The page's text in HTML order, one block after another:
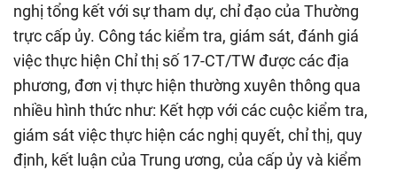
nghị tổng kết với sự tham dự, chỉ đạo của Thường
trực cấp ủy. Công tác kiểm tra, giám sát, đánh giá
việc thực hiện Chỉ thị số 17-CT/TW được các địa
phương, đơn vị thực hiện thường xuyên thông qua
nhiều hình thức như: Kết hợp với các cuộc kiểm tra,
giám sát việc thực hiện các nghị quyết, chỉ thị, quy
định, kết luận của Trung ương, của cấp ủy và kiểm